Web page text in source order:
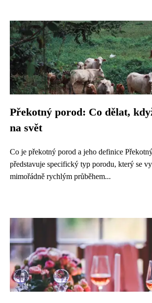
Překotný porod: Co dělat,
na svět
Co je překotný porod a jeho definice
představuje specifický typ porodu, který se
mimořádně rychlým průběhem...